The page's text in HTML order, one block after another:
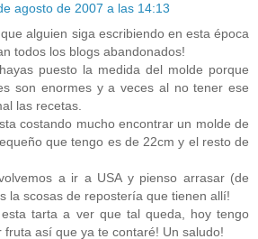
agosto de 2007 a las 14:13
alguien siga escribiendo en esta época
todos los blogs abandonados!
puesto la medida del molde porque
son enormes y a veces al no tener ese
las recetas.
costando mucho encontrar un molde de
que tengo es de 22cm y el resto de
a ir a USA y pienso arrasar (de
la scosas de repostería que tienen allí!
tarta a ver que tal queda, hoy tengo
fruta así que ya te contaré! Un saludo!